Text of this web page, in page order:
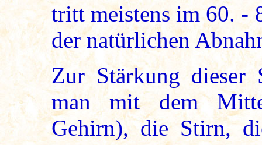
tritt meistens im 60. -
der natürlichen
Zur Stärkung dieser
man mit dem
Gehirn), die Stirn,